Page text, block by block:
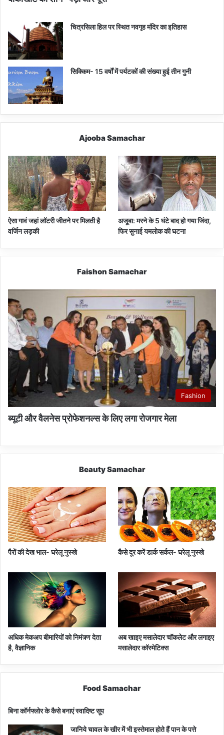
चित्रसिला हिल पर स्थित नवगृह मंदिर का इतिहास
सिक्किम- 15 वर्षों में पर्यटकों की संख्या हुई तीन गुनी
Ajooba Samachar
ऐसा गावं जहां लॉटरी जीतने पर मिलती है
वर्जिन लड़की
अजूबा: मरने के 5 घंटे बाद हो गया जिंदा,
फिर सुनाई यमलोक की घटना
Faishon Samachar
Fashion
ब्यूटी और वैलनेस प्रोफेशनल्स के लिए लगा रोजगार मेला
Beauty Samachar
पैरों की देख भाल- घरेलू नुस्खे कैसे दूर करें डार्क सर्कल- घरेलू नुस्खे
अधिक मेकअप बीमारियों को निमंत्र्ण देता
है, वैज्ञानिक
अब खाइए मसालेदार चॉकलेट और लगाइए
मसालेदार कॉस्‍मेटिक्‍स
Food Samachar
बिना कॉर्नफ्लोर के कैसे बनाएं स्वादिष्ट सूप
जानिये चावल के खीर में भी इस्तेमाल होते हैं पान के पत्ते